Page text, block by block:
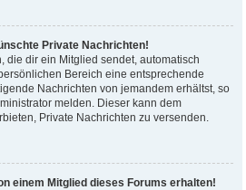
Private Nachrichten!
die dir ein Mitglied sendet, automatisch
Bereich eine entsprechende
Nachrichten von jemandem erhältst, so
melden. Dieser kann dem
Private Nachrichten zu versenden.
einem Mitglied dieses Forums erhalten!